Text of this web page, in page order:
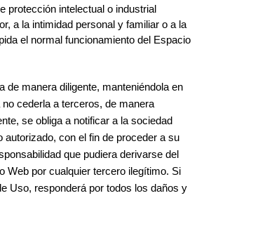
protección intelectual o industrial
a la intimidad personal y familiar o a la
el normal funcionamiento del Espacio
manera diligente, manteniéndola en
cederla a terceros, de manera
se obliga a notificar a la sociedad
con el fin de proceder a su
que pudiera derivarse del
Web por cualquier tercero ilegítimo. Si
Uso, responderá por todos los daños y